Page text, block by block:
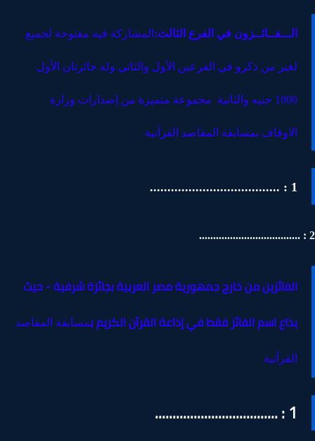
الـــفــائــزون في الفرع الثالث:المشاركة فيه مفتوحة لجميع
لغير من ذكرو في الفرعين الأول والثانيوله جائزتان الأول
1000 جنيه والثانية مجموعة متميزة من إصدارات وزارة
الاوقاف بمسابقة المقاصد القرآنية
الفائزين من خارج جمهورية مصر العربية بجائزة شرفية - حيث
يذاع اسم الفائز فقط في إذاعة القرآن الكريم بمسابقة المقاصد
القرآنية